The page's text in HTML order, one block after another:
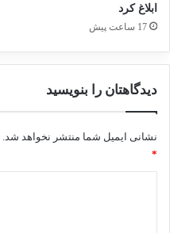
ابلاغ کرد
17 ساعت پیش
دیدگاهتان را بنویسید
نشانی ایمیل شما منتشر نخواهد شد.
*